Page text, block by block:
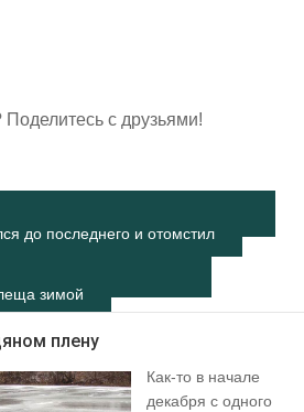
Поделитесь с друзьями!
до последнего и отомстил
зимой
плену
Как-то в начале
декабря с одного